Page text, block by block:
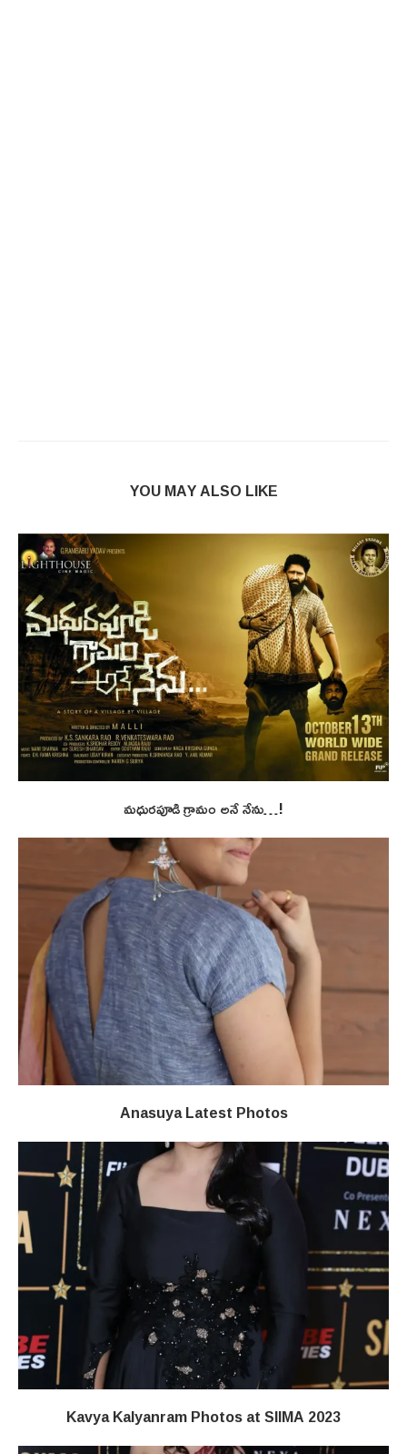
YOU MAY ALSO LIKE
మధురపూడి గ్రామం అనే నేను…!
Anasuya Latest Photos
Kavya Kalyanram Photos at SIIMA 2023